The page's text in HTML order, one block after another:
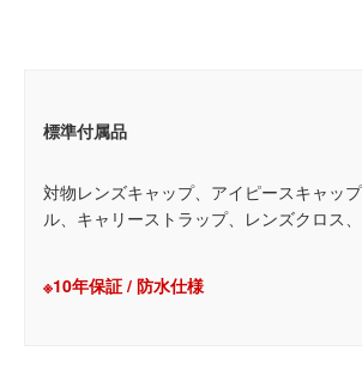
標準付属品
対物レンズキャップ、アイピースキャッ
ル、キャリーストラップ、レンズクロス
※10年保証 / 防水仕様